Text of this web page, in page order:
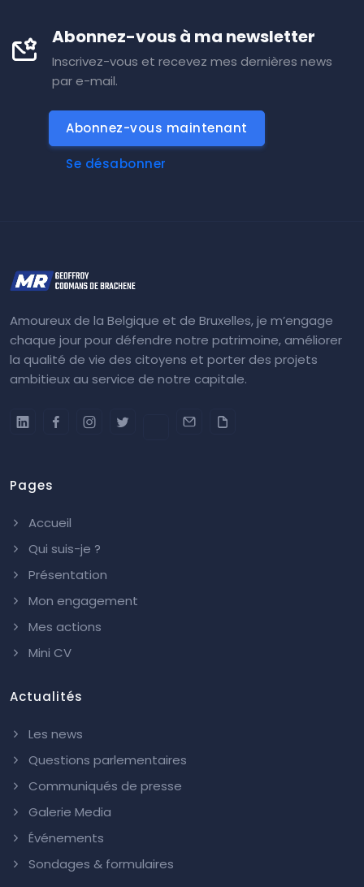
Abonnez-vous à ma newsletter
Inscrivez-vous et recevez mes dernières news
par e-mail.
Abonnez-vous maintenant
Se désabonner
Amoureux de la Belgique et de Bruxelles, je m’engage
chaque jour pour défendre notre patrimoine, améliorer
la qualité de vie des citoyens et porter des projets
ambitieux au service de notre capitale.
Pages
Accueil
Qui suis-je ?
Présentation
Mon engagement
Mes actions
Mini CV
Actualités
Les news
Questions parlementaires
Communiqués de presse
Galerie Media
Événements
Sondages & formulaires